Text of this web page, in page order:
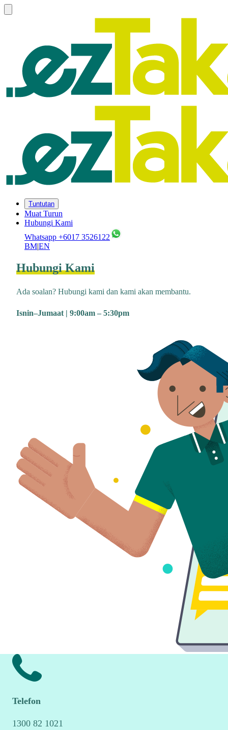
Tuntutan
Muat Turun
Hubungi Kami
Whatsapp +6017 3526122
BM|EN
Hubungi Kami
Ada soalan? Hubungi kami dan kami akan membantu.
Isnin–Jumaat | 9:00am – 5:30pm
Telefon
1300 82 1021